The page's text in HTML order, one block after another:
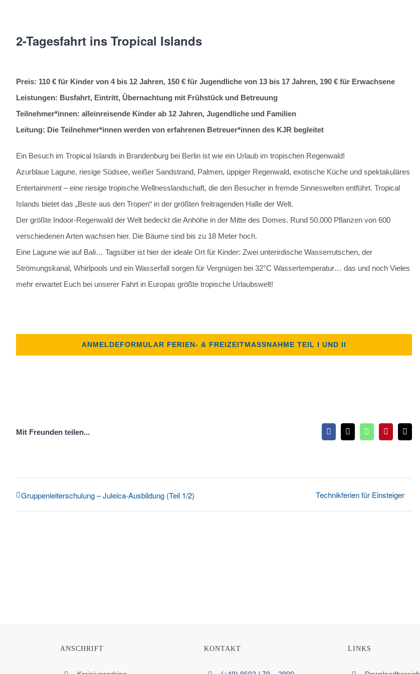
2-Tagesfahrt ins Tropical Islands
Preis: 110 € für Kinder von 4 bis 12 Jahren, 150 € für Jugendliche von 13 bis 17 Jahren, 190 € für Erwachsene
Leistungen: Busfahrt, Eintritt, Übernachtung mit Frühstück und Betreuung
Teilnehmer*innen: alleinreisende Kinder ab 12 Jahren, Jugendliche und Familien
Leitung: Die Teilnehmer*innen werden von erfahrenen Betreuer*innen des KJR begleitet
Ein Besuch im Tropical Islands in Brandenburg bei Berlin ist wie ein Urlaub im tropischen Regenwald!
Azurblaue Lagune, riesige Südsee, weißer Sandstrand, Palmen, üppiger Regenwald, exotische Küche und spektakuläres
Entertainment – eine riesige tropische Wellnesslandschaft, die den Besucher in fremde Sinneswelten entführt. Tropical
Islands bietet das „Beste aus den Tropen“ in der größten freitragenden Halle der Welt.
Der größte Indoor-Regenwald der Welt bedeckt die Anhöhe in der Mitte des Domes. Rund 50.000 Pflanzen von 600
verschiedenen Arten wachsen hier. Die Bäume sind bis zu 18 Meter hoch.
Eine Lagune wie auf Bali… Tagsüber ist hier der ideale Ort für Kinder: Zwei unterirdische Wasserrutschen, der
Strömungskanal, Whirlpools und ein Wasserfall sorgen für Vergnügen bei 32°C Wassertemperatur… das und noch Vieles
mehr erwartet Euch bei unserer Fahrt in Europas größte tropische Urlaubswelt!
ANMELDEFORMULAR FERIEN- & FREIZEITMASSNAHME TEIL I UND II
Mit Freunden teilen... Facebook
X WhatsAppPinterest
E-
Mail
Gruppenleiterschulung – Juleica-Ausbildung (Teil 1/2) Technikferien für Einsteiger
ANSCHRIFT KONTAKT LINKS